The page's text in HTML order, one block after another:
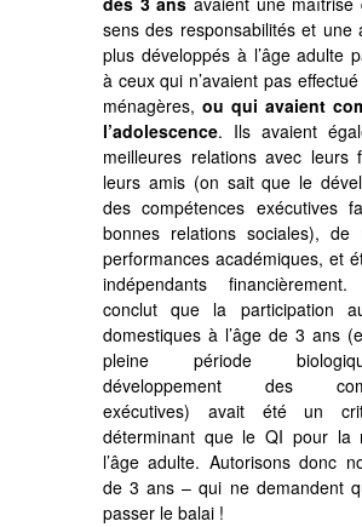
sens des responsabilités et une
plus développés à l’âge adulte
à ceux qui n’avaient pas
ménagères, ou qui avaient
l’adolescence. Ils avaient
meilleures relations avec leurs
leurs amis (on sait que le
des compétences exécutives
bonnes relations sociales), de
performances académiques, et
indépendants
conclut que la participation
domestiques à l’âge de 3 ans
pleine période
développement des
exécutives) avait été un
déterminant que le QI pour la
l’âge adulte. Autorisons donc
de 3 ans – qui ne demandent
passer le balai !